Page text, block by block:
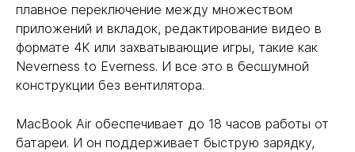
плавное переключение между множеством
приложений и вкладок, редактирование видео в
формате 4K или захватывающие игры, такие как
Neverness to Everness. И все это в бесшумной
конструкции без вентилятора.
MacBook Air обеспечивает до 18 часов работы от
батареи. И он поддерживает быструю зарядку,